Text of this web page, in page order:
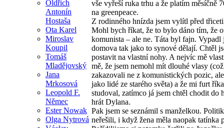
Oldřich
Antonín
Hostaša
Ota Karel
Miroslav
Koupil
Tomáš
Mladějovský
Jana
Mrkosová
Leopold F.
Němec
Ester Nowak
Olga Nytrová
vše vyřeší ruka trhu a že platím měsíčně
na greenpeace.
Z rodinného hnízda jsem vylítl před
Mohl bych říkat, že to bylo dáno tím, že
komunista – ale ne. Táta byl fajn. Vypadl
domova tak jako to synové dělají. Chtěl
postavit na vlastní nohy. A nejvíc mě
mě, že jsem nemohl mít dlouhé vlasy
zakazovali ne z komunistických pozic,
jako lidé ze starého světa) a že mi furt
studoval, zatímco já jsem chtěl chodit do
hrát Dylana.
Pak jsem se seznámil s manželkou.
neřešili, i když žena měla naopak tatínka